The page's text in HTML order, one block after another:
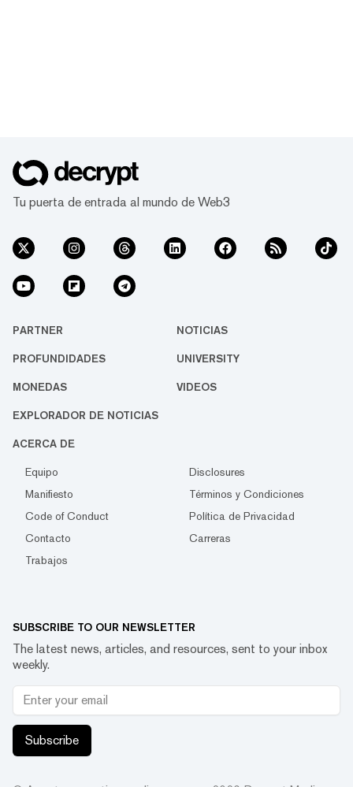
Tu puerta de entrada al mundo de Web3
PARTNER NOTICIAS
PROFUNDIDADES UNIVERSITY
MONEDAS VIDEOS
EXPLORADOR DE NOTICIAS
ACERCA DE
Equipo
Disclosures
Manifiesto
Términos y Condiciones
Code of Conduct
Política de Privacidad
Contacto
Carreras
Trabajos
SUBSCRIBE TO OUR NEWSLETTER
The latest news, articles, and resources, sent to your inbox
weekly.
Subscribe